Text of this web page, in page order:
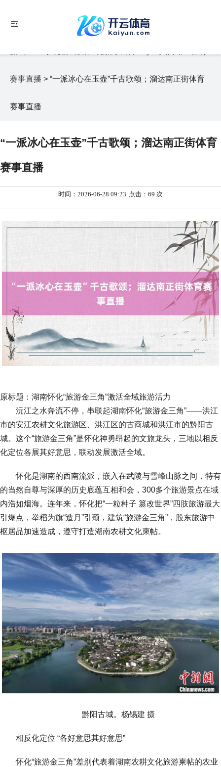
你的位置： 押大小单双平台-压大小赢钱平台-堵钱网-线上
赛事直播 > “一派冰心在玉壶”千古歌颂；溜达南正街体育
赛事直播
“一派冰心在玉壶”千古歌颂；溜达南正街体育
赛事直播
时间：2026-06-28 09:23 点击：69 次
原标题：湖南怀化“旅游金三角”激活全域旅游活力
沅江之水奔流不停，串联起湖南怀化“旅游金三角”——洪江
市的安江农耕文化旅游区、洪江区的古商城和洪江市的黔阳古
城。这个“旅游金三角”是怀化神勇昂起的文旅龙头，三地以相反
化定位各展其好意思，联动发展激活全域。
怀化是湖南的西南流派，嵌入在武陵与雪峰山脉之间，特有
的当然自尊与深厚的历史底蕴互相和会，300多个旅游景点在域
内浩如烟海。连年来，怀化把“一粒种子 篡改世界”四肢旅游最大
引爆点，举稻为旗“造月”引颈，建筑“旅游金三角”，股东旅游中
枢居品加速造成，遵守打造湖南农耕文化柬帖。
黔阳古城。杨锡建 摄
相反化定位 “各好意思其好意思”
怀化“旅游金三角”差别代表着湖南农耕文化旅游柬帖的农业